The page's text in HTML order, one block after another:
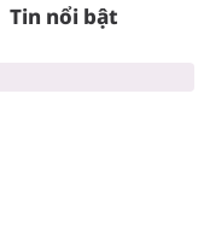
Tin nổi bật